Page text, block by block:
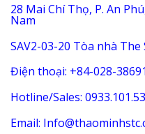
28 Mai Chí Thọ, P. An
Nam
SAV2-03-20 Tòa nhà The
Điện thoại: +84-028-
Hotline/Sales:
Email: